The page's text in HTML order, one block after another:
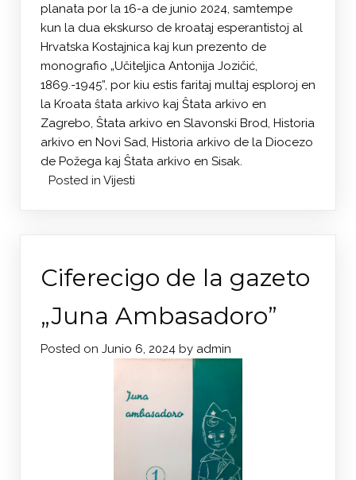
planata por la 16-a de junio 2024, samtempe
kun la dua ekskurso de kroataj esperantistoj al
Hrvatska Kostajnica kaj kun prezento de
monografio „Učiteljica Antonija Jozičić,
1869.-1945”, por kiu estis faritaj multaj esploroj en
la Kroata ŝtata arkivo kaj Ŝtata arkivo en
Zagrebo, Ŝtata arkivo en Slavonski Brod, Historia
arkivo en Novi Sad, Historia arkivo de la Diocezo
de Požega kaj Ŝtata arkivo en Sisak.
Posted in Vijesti
Ciferecigo de la gazeto
„Juna Ambasadoro”
Posted on Junio 6, 2024 by admin